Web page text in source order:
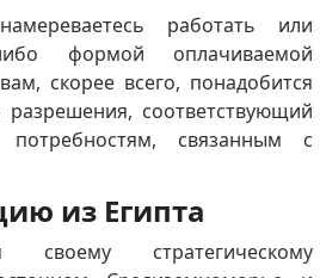
работать или
формой оплачиваемой
скорее всего, понадобится
соответствующий
связанным с
из Египта
своему стратегическому